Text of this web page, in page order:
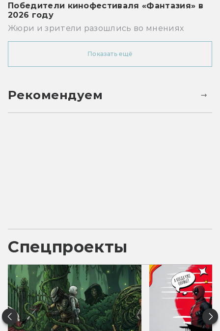
Победители кинофестиваля «Фантазия» в
2026 году
Жюри и зрители разошлись во мнениях
Показать ещё
Рекомендуем
Спецпроекты